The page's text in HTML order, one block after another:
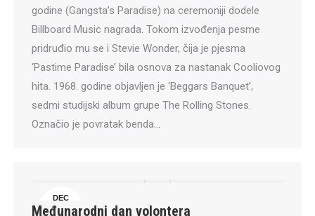
godine (Gangsta’s Paradise) na ceremoniji dodele
Billboard Music nagrada. Tokom izvođenja pesme
pridruđio mu se i Stevie Wonder, čija je pjesma
‘Pastime Paradise’ bila osnova za nastanak Cooliovog
hita. 1968. godine objavljen je ‘Beggars Banquet’,
sedmi studijski album grupe The Rolling Stones.
Označio je povratak benda…
DEC
Međunarodni dan volontera